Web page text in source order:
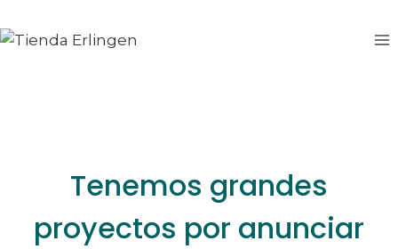
al
al
Tenemos grandes
proyectos por anunciar